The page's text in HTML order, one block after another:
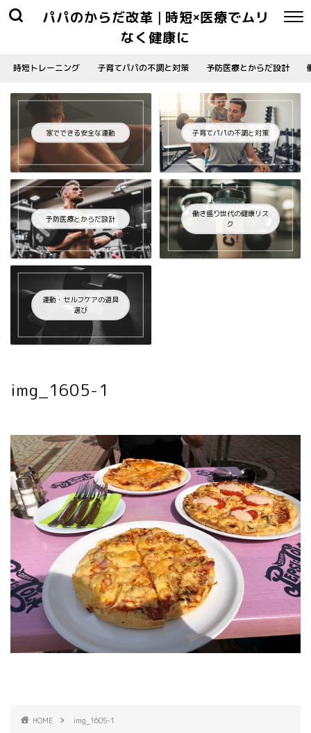
パパのからだ改革 | 時短×医療でムリ
なく健康に
時短トレーニング 子育てパパの不調と対策 予防医療とからだ設計
家でできる安全な運動 子育てパパの不調と対策
予防医療とからだ設計
働き盛り世代の健康リス
ク
運動・セルフケアの道具
選び
img_1605-1
HOME img_1605-1